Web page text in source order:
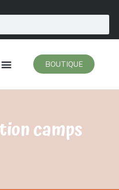
BOUTIQUE
camps